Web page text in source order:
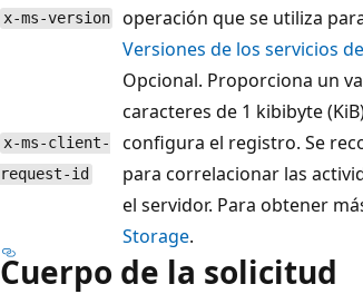
x-ms-version
operación que se utiliza
Versiones de los servicios
x-ms-client-
request-id
Opcional. Proporciona un
caracteres de 1 kibibyte
configura el registro. Se
para correlacionar las
el servidor. Para obtener
Storage.
Cuerpo de la solicitud